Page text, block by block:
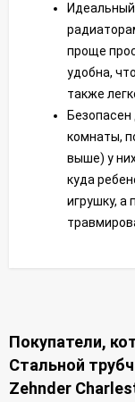
проще
удобна,
также
комнаты,
выше) у
куда
игрушку, а
Покупатели,
Стальной
Zehnder